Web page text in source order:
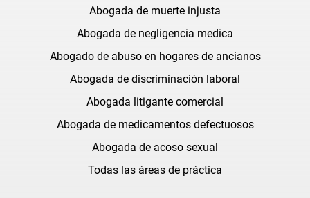
Abogada de muerte injusta
Abogada de negligencia medica
Abogado de abuso en hogares de ancianos
Abogada de discriminación laboral
Abogada litigante comercial
Abogada de medicamentos defectuosos
Abogada de acoso sexual
Todas las áreas de práctica